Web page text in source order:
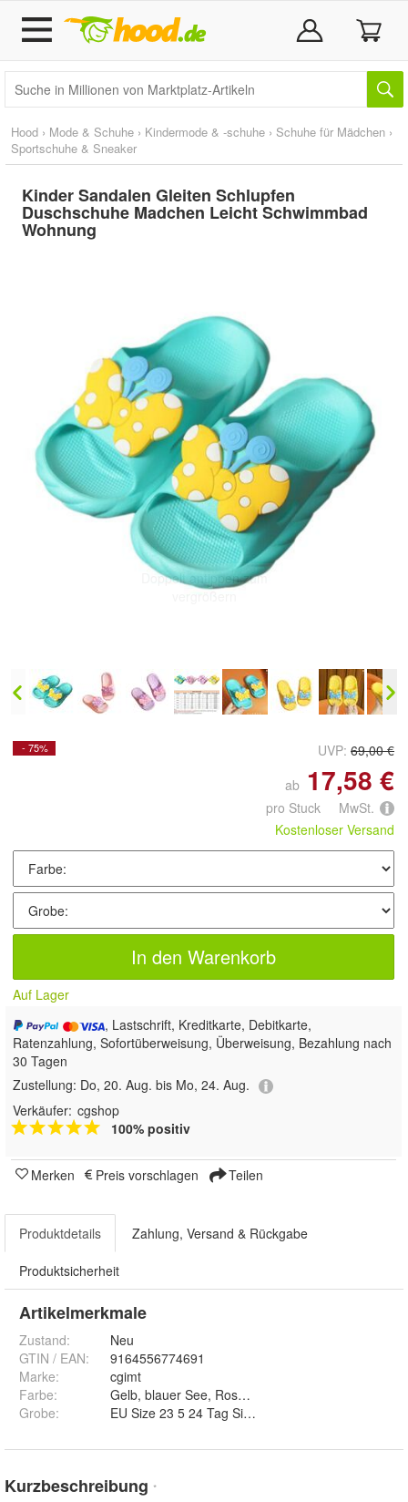
Hood › Mode & Schuhe › Kindermode & -schuhe › Schuhe für Mädchen ›
Sportschuhe & Sneaker
Kinder Sandalen Gleiten Schlupfen
Duschschuhe Madchen Leicht Schwimmbad
Wohnung
Doppelt antippen zum
vergrößern
- 75% UVP: 69,00 €
ab 17,58 €
pro Stuck MwSt.
Kostenloser Versand
In den Warenkorb
Auf Lager
, Lastschrift, Kreditkarte, Debitkarte,
Ratenzahlung, Sofortüberweisung, Überweisung, Bezahlung nach
30 Tagen
Zustellung: Do, 20. Aug. bis Mo, 24. Aug.
Verkäufer: cgshop
100% positiv
Merken Preis vorschlagen Teilen
Produktdetails Zahlung, Versand & Rückgabe
Produktsicherheit
Artikelmerkmale
Zustand:
Neu
GTIN / EAN:
9164556774691
Marke:
cgimt
Farbe:
Grobe: EU Size 23 5 24 Tag Size 26 27, EU Size 21 22
Kurzbeschreibung *